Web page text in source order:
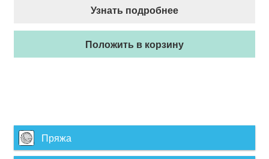
Узнать подробнее
Положить в корзину
Пряжа